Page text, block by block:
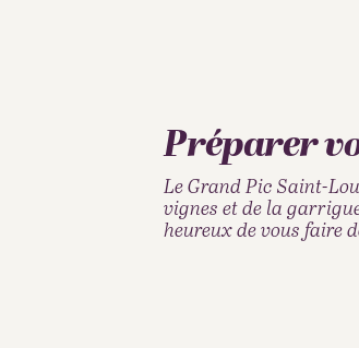
Préparer
Le Grand Pic Saint-
vignes et de la
heureux de vous faire